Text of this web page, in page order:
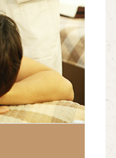
료